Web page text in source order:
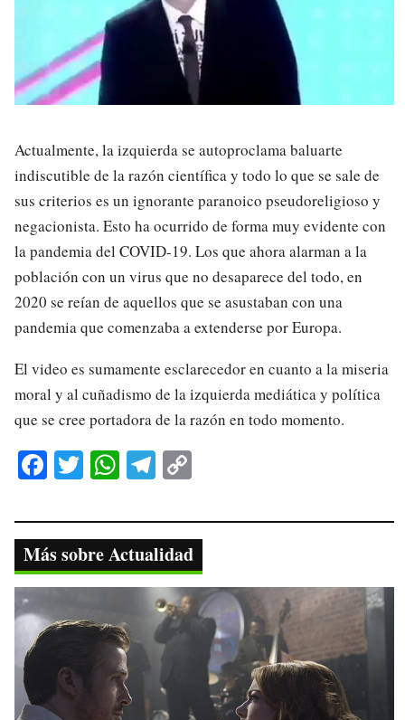
Actualmente, la izquierda se autoproclama baluarte
indiscutible de la razón científica y todo lo que se sale de
sus criterios es un ignorante paranoico pseudoreligioso y
negacionista. Esto ha ocurrido de forma muy evidente con
la pandemia del COVID-19. Los que ahora alarman a la
población con un virus que no desaparece del todo, en
2020 se reían de aquellos que se asustaban con una
pandemia que comenzaba a extenderse por Europa.
El video es sumamente esclarecedor en cuanto a la miseria
moral y al cuñadismo de la izquierda mediática y política
que se cree portadora de la razón en todo momento.
Fa
bo
ok
T
tte
r
W
ts
A
pp
Te
gr
a
m
y
Li
nk
Más sobre Actualidad